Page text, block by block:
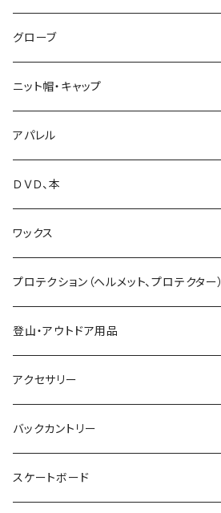
24-25 YONEX
BC STREAM
23-24 BC STREAM
24-25 BC STREAM
UNIT
23-24 UNIT
24-25 UNIT
GENTEMSTICK
18-19 GENTEMSTICK
19-20 GENTEMSTICK
FIELDEARTH
CAPITA
MOSS snowboards
23-24 MOSS Snowboards
24-25 MOSS Snowboards
CROOJA
24-25 CROOJA
25-26 CROOJA
SPREAD
23-24 SPREAD
24-25 SPREAD
GREEN.LAB
24-25 GREEN.LAB
LIB TECH
23-24 K2 TT Snowsurfer Boots
24-25 K2 TT Snowsufer Boots
24-25 UNION
25-26 UNION
FLUX
24-25 FLUX
25-26 FLUX
SP BINDING
NOW BINDINGS
SPARK R&D
Karakoram
SALOMON
YONEX
PLATE PIA
FLEX BOOSTER TOOL
GREEN CLOTHING
DAKAINE
P.RHYTHM
TETON BROS.
OAKLEY
DRAGON
DICE
BANK
GOODMAN
SWANS
SMITH GOGGLE
グローブ
EB'S
VOLCOM
DAKINE
HESTRA
ニット帽・キャップ
LADE Beanie
ファイントラック
GENTEMSTICK
アパレル
VOLCOM
GREEN CLOTHING
LADE Clothing
バンザイペイント
ＤＶＤ、本
ワックス
GALLIUM WAX
固形ワックス（フッ素無し）
固形ワックス（フッ素あり）
COSLABO WAX
プロテクション（ヘルメット、プロテクター）
BERN HELMET
sandbox helmet
EB'S
DICE HELMET
登山・アウトドア用品
トレッキングシューズ
SCARPA
レインウェア
フィントラック
ベースレイヤー
アクセサリー
サングラス
オークリー
バッグ
バックカントリー
ＭＳＲ
スケートボード